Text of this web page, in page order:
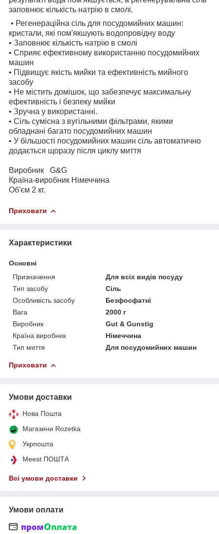
заповнює кількість натрію в смолі.
• Регенераційна сіль для посудомийних машин:
кристали, які пом'якшують водопровідну воду
• Заповнює кількість натрію в смолі
• Сприяє ефективному використанню посудомийних
машин
• Підвищує якість мийки та ефективність мийного
засобу
• Не містить домішок, що забезпечує максимальну
ефективність і безпеку мийки
• Зручна у використанні.
• Сіль сумісна з вугільними фільтрами, якими
обладнані багато посудомийних машин
• У більшості посудомийних машин сіль автоматично
додається щоразу після циклу миття
Виробник G&G
Країна-виробник Німеччина
Об'єм 2 кг.
Приховати
Характеристики
Основні
Призначення
Для всіх видів посуду
Тип засобу
Сіль
Особливість засобу
Безфосфатні
Вага
2000 г
Виробник
Gut & Gunstig
Країна виробник
Німеччина
Тип миття
Для посудомийних машин
Приховати
Умови доставки
Нова Пошта
Магазини Rozetka
Укрпошта
Meest ПОШТА
Всі умови доставки
Умови оплати